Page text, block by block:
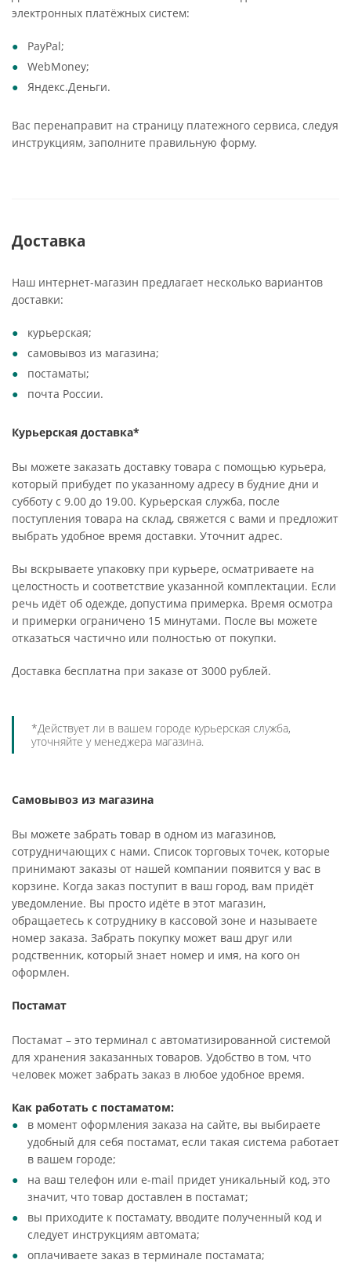
электронных платёжных систем:
PayPal;
WebMoney;
Яндекс.Деньги.
Вас перенаправит на страницу платежного сервиса, следуя
инструкциям, заполните правильную форму.
Доставка
Наш интернет-магазин предлагает несколько вариантов
доставки:
курьерская;
самовывоз из магазина;
постаматы;
почта России.
Курьерская доставка*
Вы можете заказать доставку товара с помощью курьера,
который прибудет по указанному адресу в будние дни и
субботу с 9.00 до 19.00. Курьерская служба, после
поступления товара на склад, свяжется с вами и предложит
выбрать удобное время доставки. Уточнит адрес.
Вы вскрываете упаковку при курьере, осматриваете на
целостность и соответствие указанной комплектации. Если
речь идёт об одежде, допустима примерка. Время осмотра
и примерки ограничено 15 минутами. После вы можете
отказаться частично или полностью от покупки.
Доставка бесплатна при заказе от 3000 рублей.
*Действует ли в вашем городе курьерская служба,
уточняйте у менеджера магазина.
Самовывоз из магазина
Вы можете забрать товар в одном из магазинов,
сотрудничающих с нами. Список торговых точек, которые
принимают заказы от нашей компании появится у вас в
корзине. Когда заказ поступит в ваш город, вам придёт
уведомление. Вы просто идёте в этот магазин,
обращаетесь к сотруднику в кассовой зоне и называете
номер заказа. Забрать покупку может ваш друг или
родственник, который знает номер и имя, на кого он
оформлен.
Постамат
Постамат – это терминал с автоматизированной системой
для хранения заказанных товаров. Удобство в том, что
человек может забрать заказ в любое удобное время.
Как работать с постаматом:
в момент оформления заказа на сайте, вы выбираете
удобный для себя постамат, если такая система работает
в вашем городе;
на ваш телефон или e-mail придет уникальный код, это
значит, что товар доставлен в постамат;
вы приходите к постамату, вводите полученный код и
следует инструкциям автомата;
оплачиваете заказ в терминале постамата;